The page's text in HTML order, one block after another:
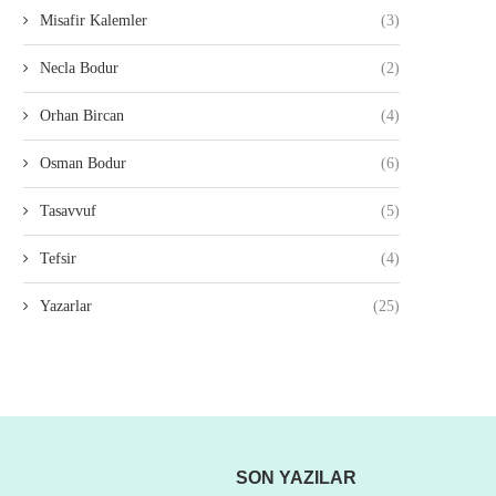
Misafir Kalemler (3)
Necla Bodur (2)
Orhan Bircan (4)
Osman Bodur (6)
Tasavvuf (5)
Tefsir (4)
Yazarlar (25)
SON YAZILAR